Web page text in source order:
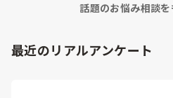
話題のお悩み相談
最近のリアルアンケート